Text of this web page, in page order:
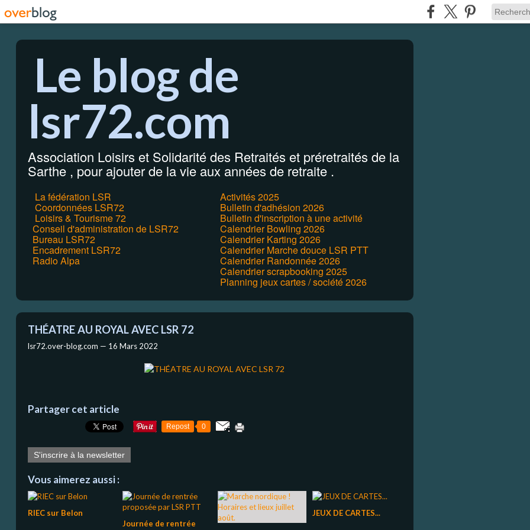
Le blog de
lsr72.com
Association Loisirs et Solidarité des Retraités et préretraités de la
Sarthe , pour ajouter de la vie aux années de retraite .
La fédération LSR
Coordonnées LSR72
Loisirs & Tourisme 72
Conseil d'administration de LSR72
Bureau LSR72
Encadrement LSR72
Radio Alpa
Activités 2025
Bulletin d'adhésion 2026
Bulletin d'inscription à une activité
Calendrier Bowling 2026
Calendrier Karting 2026
Calendrier Marche douce LSR PTT
Calendrier Randonnée 2026
Calendrier scrapbooking 2025
Planning jeux cartes / société 2026
THÉATRE AU ROYAL AVEC LSR 72
lsr72.over-blog.com — 16 Mars 2022
Partager cet article
Repost 0
S'inscrire à la newsletter
Vous aimerez aussi :
RIEC sur Belon
Journée de rentrée
JEUX DE CARTES...